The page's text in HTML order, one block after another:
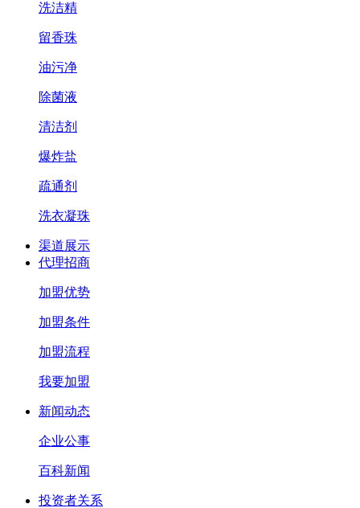
洗洁精
留香珠
油污净
除菌液
清洁剂
爆炸盐
疏通剂
洗衣凝珠
渠道展示
代理招商
加盟优势
加盟条件
加盟流程
我要加盟
新闻动态
企业公事
百科新闻
投资者关系